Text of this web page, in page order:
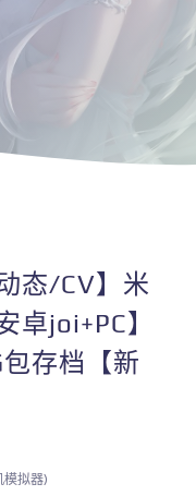
态/CV】米
卓joi+PC】
存档【新
模拟器)